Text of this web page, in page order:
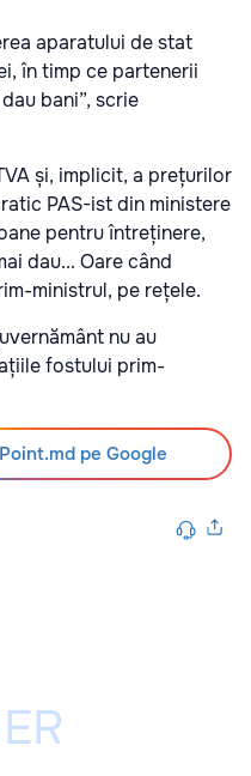
aparatului de stat
în timp ce partenerii
bani”, scrie
și, implicit, a prețurilor
PAS-ist din ministere
pentru întreținere,
dau... Oare când
ministrul, pe rețele.
nu au
fostului prim-
pe Google